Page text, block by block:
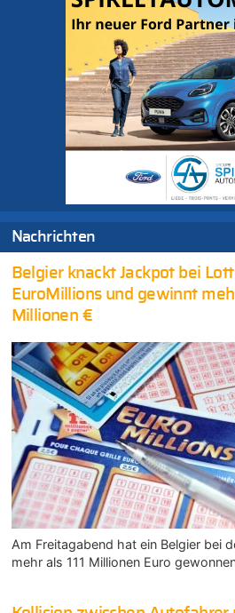
Nachrichten
Belgier knackt Jackpot bei
EuroMillions und gewinnt mehr
Millionen €
Am Freitagabend hat ein Belgier bei
mehr als 111 Millionen Euro